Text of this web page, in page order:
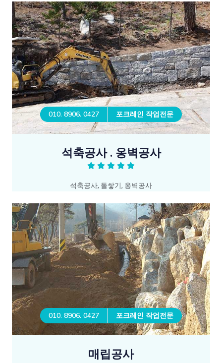
010. 8906. 0427 포크레인 작업전문
석축공사 . 옹벽공사
석축공사, 돌쌓기, 옹벽공사
010. 8906. 0427 포크레인 작업전문
매립공사